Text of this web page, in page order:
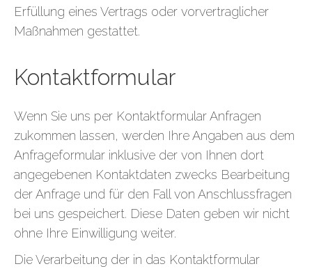
Erfüllung eines Vertrags oder vorvertraglicher
Maßnahmen gestattet.
Kontaktformular
Wenn Sie uns per Kontaktformular Anfragen
zukommen lassen, werden Ihre Angaben aus dem
Anfrageformular inklusive der von Ihnen dort
angegebenen Kontaktdaten zwecks Bearbeitung
der Anfrage und für den Fall von Anschlussfragen
bei uns gespeichert. Diese Daten geben wir nicht
ohne Ihre Einwilligung weiter.
Die Verarbeitung der in das Kontaktformular